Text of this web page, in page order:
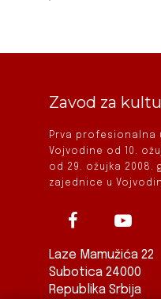
Zavod za
Prva profesionalna
Vojvodine od 10.
od 29. ožujka
zajednice u
Laze Mamužića 22
Subotica 24000
Republika Srbija